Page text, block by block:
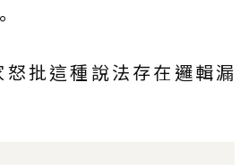
批這種說法存在邏輯漏